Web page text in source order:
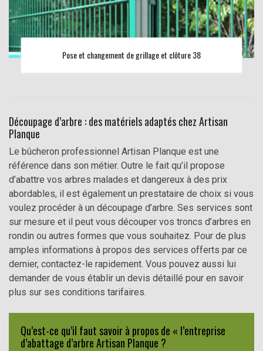
Pose et changement de grillage et clôture 38
Découpage d’arbre : des matériels adaptés chez Artisan
Planque
Le bûcheron professionnel Artisan Planque est une
référence dans son métier. Outre le fait qu’il propose
d’abattre vos arbres malades et dangereux à des prix
abordables, il est également un prestataire de choix si vous
voulez procéder à un découpage d’arbre. Ses services sont
sur mesure et il peut vous découper vos troncs d’arbres en
rondin ou autres formes que vous souhaitez. Pour de plus
amples informations à propos des services offerts par ce
dernier, contactez-le rapidement. Vous pouvez aussi lui
demander de vous établir un devis détaillé pour en savoir
plus sur ses conditions tarifaires.
Qu’est-ce qu’il faut savoir à propos de « l’entreprise
d’abattage d’arbre Artisan Planque ?